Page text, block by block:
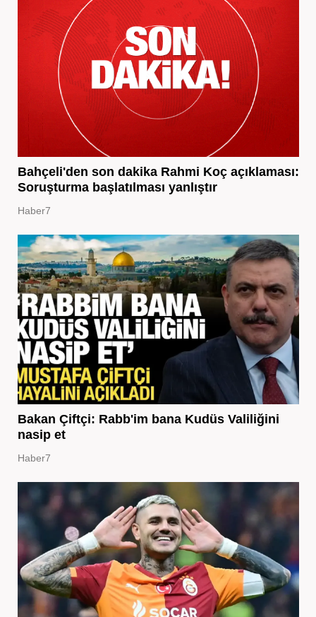
Bahçeli'den son dakika Rahmi Koç açıklaması:
Soruşturma başlatılması yanlıştır
Haber7
Bakan Çiftçi: Rabb'im bana Kudüs Valiliğini
nasip et
Haber7